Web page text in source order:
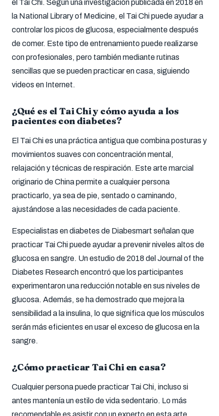
el Tai Chi. Según una investigación publicada en 2018 en
la National Library of Medicine, el Tai Chi puede ayudar a
controlar los picos de glucosa, especialmente después
de comer. Este tipo de entrenamiento puede realizarse
con profesionales, pero también mediante rutinas
sencillas que se pueden practicar en casa, siguiendo
videos en Internet.
¿Qué es el Tai Chi y cómo ayuda a los
pacientes con diabetes?
El Tai Chi es una práctica antigua que combina posturas y
movimientos suaves con concentración mental,
relajación y técnicas de respiración. Este arte marcial
originario de China permite a cualquier persona
practicarlo, ya sea de pie, sentado o caminando,
ajustándose a las necesidades de cada paciente.
Especialistas en diabetes de Diabesmart señalan que
practicar Tai Chi puede ayudar a prevenir niveles altos de
glucosa en sangre. Un estudio de 2018 del Journal of the
Diabetes Research encontró que los participantes
experimentaron una reducción notable en sus niveles de
glucosa. Además, se ha demostrado que mejora la
sensibilidad a la insulina, lo que significa que los músculos
serán más eficientes en usar el exceso de glucosa en la
sangre.
¿Cómo practicar Tai Chi en casa?
Cualquier persona puede practicar Tai Chi, incluso si
antes mantenía un estilo de vida sedentario. Lo más
recomendable es asistir con un experto en esta arte